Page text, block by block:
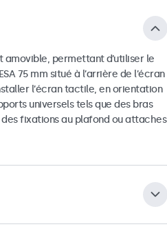
permettant d’utiliser le
75 mm situé à l’arrière de l’écran
l’écran tactile, en orientation
universels tels que des bras
fixations au plafond ou attaches
polyvalent pouvant être